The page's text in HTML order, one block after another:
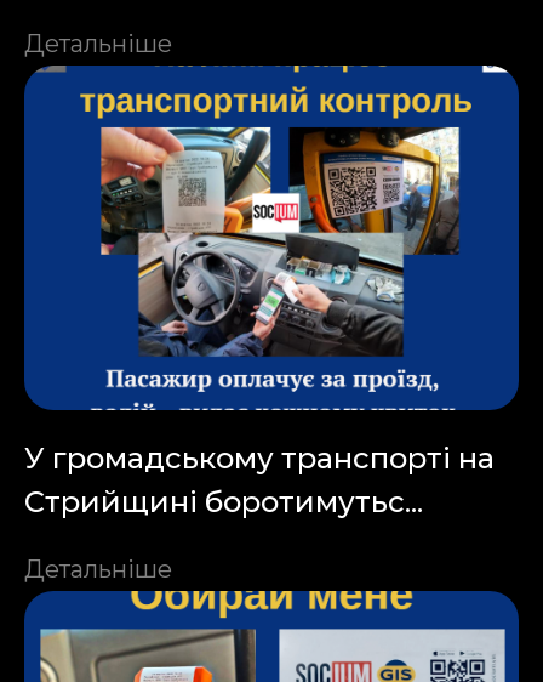
Детальніше
У громадському транспорті на
Стрийщині боротимутьс...
Детальніше